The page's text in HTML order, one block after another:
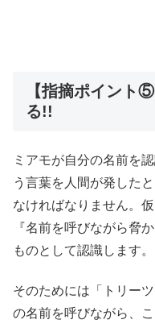
【指摘ポイント
る!!
ミアモが自分の名前を
う言葉を人間が発した
なければなりません。
『名前を呼びながら脅
ものとして認識します。
そのためには「トリー
の名前を呼びながら、